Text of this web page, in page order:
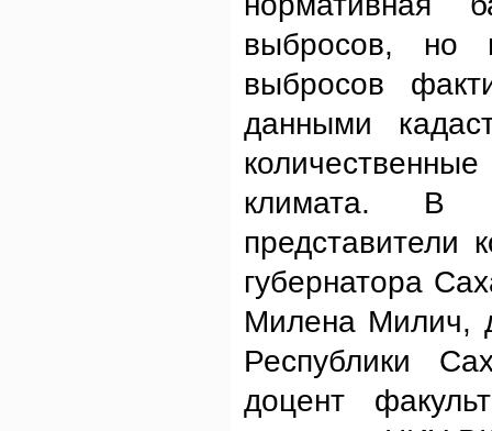
выбросов, но
выбросов
данными
климата. В
представители
губернатора
Милена Милич,
Республики
доцент